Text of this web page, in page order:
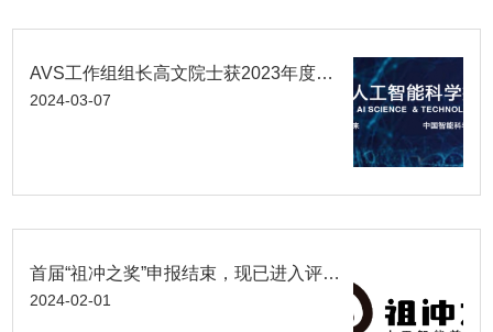
AVS工作组组长高文院士获2023年度吴文俊人工智能科学技术奖最高成就奖
2024-03-07
首届“祖冲之奖”申报结束，现已进入评审阶段
2024-02-01